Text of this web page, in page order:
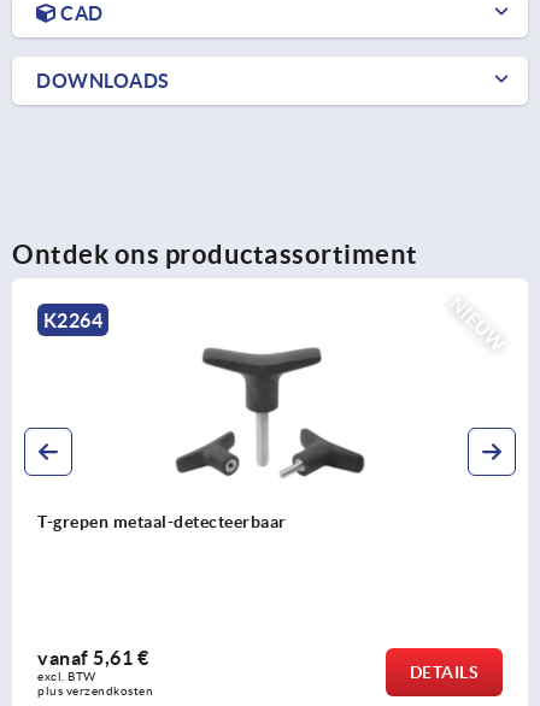
CAD
DOWNLOADS
Ontdek ons productassortiment
T-grepen antistatisch
vanaf
plus verzendkosten